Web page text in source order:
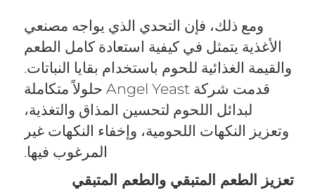
ومع ذلك، فإن التحدي الذي يواجه مصنعي
الأغذية يتمثل في كيفية استعادة كامل الطعم
والقيمة الغذائية للحوم باستخدام بقايا النباتات.
قدمت شركة Angel Yeast حلولاً متكاملة
لبدائل اللحوم لتحسين المذاق والتغذية،
وتعزيز النكهات اللحومية، وإخفاء النكهات غير
المرغوب فيها.
تعزيز الطعم المتبقي والطعم المتبقي